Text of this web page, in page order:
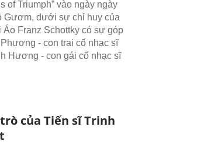
of Triumph” vào ngày ngày
Gươm, dưới sự chỉ huy của
Franz Schottky có sự góp
- con trai cố nhạc sĩ
Hương - con gái cố nhạc sĩ
của Tiến sĩ Trinh